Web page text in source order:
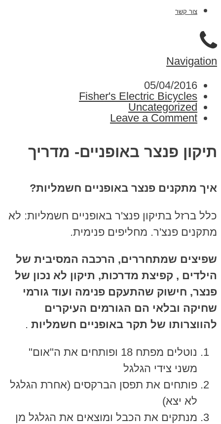
צור קשר
Navigation
05/04/2016
Fisher's Electric Bicycles
Uncategorized
Leave a Comment
תיקון פנצר באופניים- מדריך
איך מתקנים פנצר באופניים חשמליות?
כלל ברזל בתיקון פנצ'ר באופניים חשמליות: לא
מתקנים פנצ'ר. מחליפים פנימית.
שפיצים שמתחררים, הרכבה המסיבית של
הילדים , קפיצת מדרכות, תיקון לא נכון של
פנצר, חישוק שהתעקם פנימה ועוד גורמי
שחיקה ובלאי הם הגורמים העיקרים
להווצרותו של תקר באופניים חשמליות .
נוטלים מפתח 18 ופותחים את ה"אום"
משני צידי הגלגל
פותחים את תפסן הברקסים (אחרת הגלגל
לא יצא)
מנתקים את הכבל ומוצאים את הגלגל מן